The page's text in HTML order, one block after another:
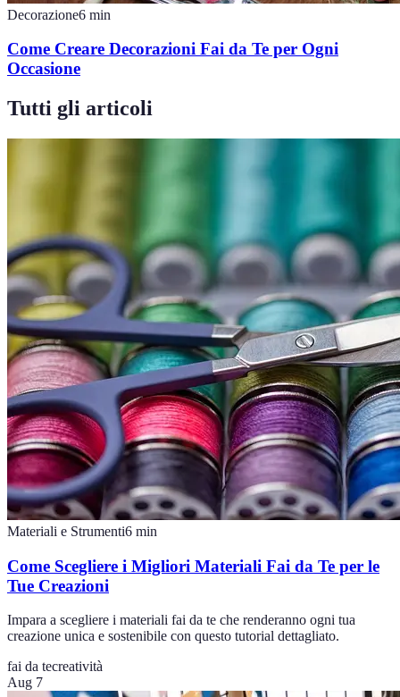
Decorazione6 min
Come Creare Decorazioni Fai da Te per Ogni
Occasione
Tutti gli articoli
Materiali e Strumenti6 min
Come Scegliere i Migliori Materiali Fai da Te per le
Tue Creazioni
Impara a scegliere i materiali fai da te che renderanno ogni tua
creazione unica e sostenibile con questo tutorial dettagliato.
fai da tecreatività
Aug 7